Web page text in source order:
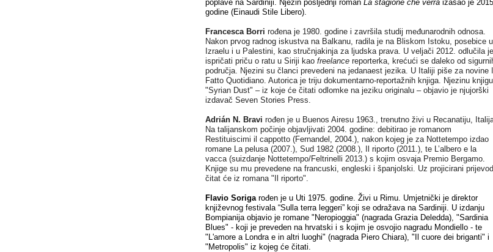
poplave na Sardiniji. Njezin posljednji roman La stagione che verrà izašao je
godine (Einaudi Stile Libero).
Francesca Borri rođena je 1980. godine i završila studij međunarodnih odnosa.
Nakon prvog radnog iskustva na Balkanu, radila je na Bliskom Istoku, posebice u
Izraelu i u Palestini, kao stručnjakinja za ljudska prava. U veljači 2012. odlučila je
ispričati priču o ratu u Siriji kao freelance reporterka, krećući se daleko od
područja. Njezini su članci prevedeni na jedanaest jezika. U Italiji piše za novine Il
Fatto Quotidiano. Autorica je triju dokumentarno-reportažnih knjiga. Njezinu knjigu
"Syrian Dust" – iz koje će čitati odlomke na jeziku originalu – objavio je njujorški
izdavač Seven Stories Press.
Adrián N. Bravi rođen je u Buenos Airesu 1963., trenutno živi u Recanatiju,
Na talijanskom počinje objavljivati 2004. godine: debitirao je romanom
Restituiscimi il cappotto (Fernandel, 2004.), nakon kojeg je za Nottetempo izdao
romane La pelusa (2007.), Sud 1982 (2008.), Il riporto (2011.), te L’albero e la
vacca (suizdanje Nottetempo/Feltrinelli 2013.) s kojim osvaja Premio Bergamo.
Knjige su mu prevedene na francuski, engleski i španjolski. Uz projicirani
čitat će iz romana "Il riporto".
Flavio Sorigarođen je u Uti 1975. godine. Živi u Rimu. Umjetnički je direktor
književnog festivala “Sulla terra leggeri” koji se odražava na Sardiniji. U izdanju
Bompianija objavio je romane "Neropioggia" (nagrada Grazia Deledda), "Sardinia
Blues" - koji je preveden na hrvatski i s kojim je osvojio nagradu Mondiello - te
"L'amore a Londra e in altri luoghi" (nagrada Piero Chiara), "Il cuore dei briganti" i
"Metropolis" iz kojeg će čitati.